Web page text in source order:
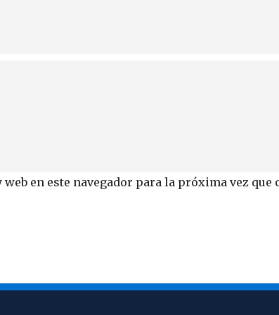
en este navegador para la próxima vez que